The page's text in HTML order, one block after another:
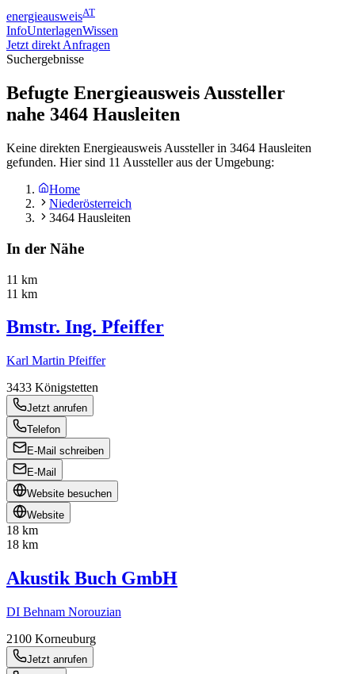
energieausweisAT
InfoUnterlagenWissen
Jetzt direkt Anfragen
Suchergebnisse
Befugte Energieausweis Aussteller
nahe 3464 Hausleiten
Keine direkten Energieausweis Aussteller in 3464 Hausleiten
gefunden. Hier sind 11 Aussteller aus der Umgebung:
Home
Niederösterreich
3464 Hausleiten
In der Nähe
11 km
11 km
Bmstr. Ing. Pfeiffer
Karl Martin Pfeiffer
3433 Königstetten
Jetzt anrufen
Telefon
E-Mail schreiben
E-Mail
Website besuchen
Website
18 km
18 km
Akustik Buch GmbH
DI Behnam Norouzian
2100 Korneuburg
Jetzt anrufen